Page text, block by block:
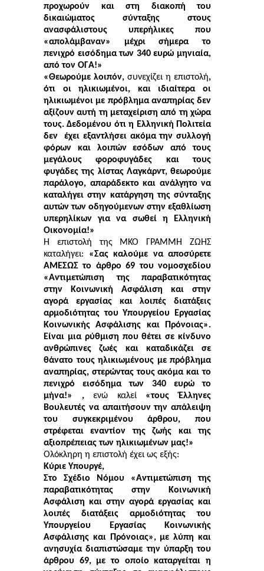
προχωρούν και στη διακοπή του
δικαιώματος σύνταξης στους
ανασφάλιστους υπερήλικες που
«απολάμβαναν» μέχρι σήμερα το
πενιχρό εισόδημα των 340 ευρώ μηνιαία,
από τον ΟΓΑ!»
«Θεωρούμε λοιπόν, συνεχίζει η επιστολή,
ότι οι ηλικιωμένοι, και ιδιαίτερα οι
ηλικιωμένοι με πρόβλημα αναπηρίας δεν
αξίζουν αυτή τη μεταχείριση από τη χώρα
τους. Δεδομένου ότι η Ελληνική Πολιτεία
δεν έχει εξαντλήσει ακόμα την συλλογή
φόρων και λοιπών εσόδων από τους
μεγάλους φοροφυγάδες και τους
φυγάδες της λίστας Λαγκάρντ, θεωρούμε
παράλογο, απαράδεκτο και ανάλγητο να
καταλήγει στην κατάργηση της σύνταξης
αυτών των οδηγούμενων στην εξαθλίωση
υπερηλίκων για να σωθεί η Ελληνική
Οικονομία!»
Η επιστολή της ΜΚΟ ΓΡΑΜΜΗ ΖΩΗΣ
καταλήγει: «Σας καλούμε να αποσύρετε
ΑΜΕΣΩΣ το άρθρο 69 του νομοσχεδίου
«Αντιμετώπιση της παραβατικότητας
στην Κοινωνική Ασφάλιση και στην
αγορά εργασίας και λοιπές διατάξεις
αρμοδιότητας του Υπουργείου Εργασίας
Κοινωνικής Ασφάλισης και Πρόνοιας».
Είναι μια ρύθμιση που θέτει σε κίνδυνο
ανθρώπινες ζωές και καταδικάζει σε
θάνατο τους ηλικιωμένους με πρόβλημα
αναπηρίας, στερώντας τους ακόμα και το
πενιχρό εισόδημα των 340 ευρώ το
μήνα!» ,ενώ καλεί«τους Έλληνες
Βουλευτές να απαιτήσουν την απάλειψη
του συγκεκριμένου άρθρου, που
στρέφεται εναντίον της ζωής και της
αξιοπρέπειας των ηλικιωμένων μας!»
Ολόκληρη η επιστολή έχει ως εξής:
Κύριε Υπουργέ,
Στο Σχέδιο Νόμου «Αντιμετώπιση της
παραβατικότητας στην Κοινωνική
Ασφάλιση και στην αγορά εργασίας και
λοιπές διατάξεις αρμοδιότητας του
Υπουργείου Εργασίας Κοινωνικής
Ασφάλισης και Πρόνοιας», με λύπη και
ανησυχία διαπιστώσαμε την ύπαρξη του
άρθρου 69, με το οποίο καταργείται η